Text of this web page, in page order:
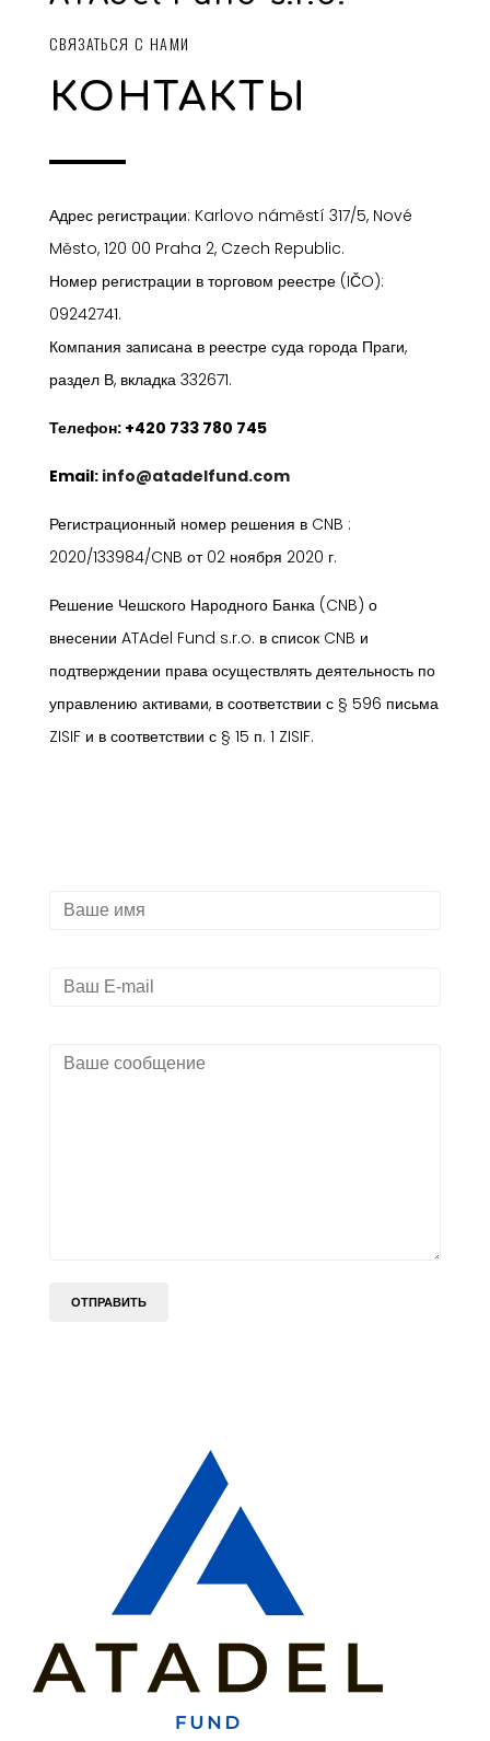
СВЯЗАТЬСЯ С НАМИ
КОНТАКТЫ
Адрес регистрации: Karlovo náměstí 317/5, Nové
Město, 120 00 Praha 2, Czech Republic.
Номер регистрации в торговом реестре (IČO):
09242741.
Компания записана в реестре суда города Праги,
раздел В, вкладка 332671.
Телефон: +420 733 780 745
Email: info@atadelfund.com
Регистрационный номер решения в CNB :
2020/133984/CNB от 02 ноября 2020 г.
Решение Чешского Народного Банка (CNB) о
внесении ATAdel Fund s.r.o. в список CNB и
подтверждении права осуществлять деятельность по
управлению активами, в соответствии с § 596 письма
ZISIF и в соответствии с § 15 п. 1 ZISIF.